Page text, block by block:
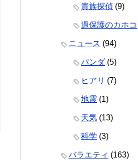
貴族探偵 (9)
過保護のカホコ
ニュース (94)
パンダ(5)
ヒアリ (7)
地震 (1)
天気 (13)
科学 (3)
バラエティ (163)